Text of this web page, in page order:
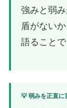
強みと弱
盾がない
語ること
💡 弱みを正直に